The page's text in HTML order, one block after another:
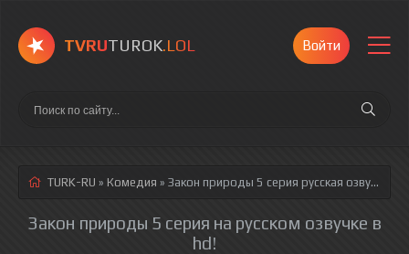
TVRUTUROK.LOL Войти
TURK-RU » Комедия » Закон природы 5 серия русская озвучка полностью смотреть онлайн!
Закон природы 5 серия на русском озвучке в
hd!